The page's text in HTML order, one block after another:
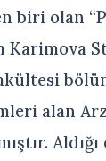
biri olan
Karimova
alan